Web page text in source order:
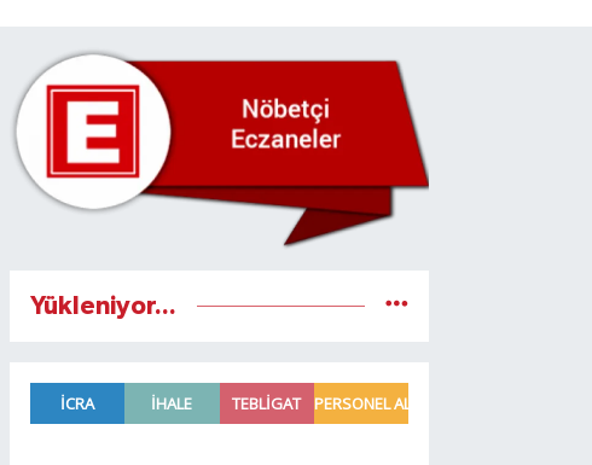
Yükleniyor...